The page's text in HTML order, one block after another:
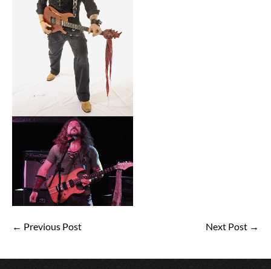
← Previous Post Next Post →